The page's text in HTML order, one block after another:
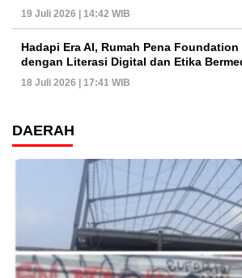
19 Juli 2026 | 14:42 WIB
Hadapi Era AI, Rumah Pena
dengan Literasi Digital dan Etika
18 Juli 2026 | 17:41 WIB
DAERAH